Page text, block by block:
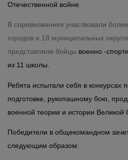
Отечественной войне.
В соревнованиях участвовали
городов и 18 муниципальных
представляли бойцы военно -
из 11 школы.
Ребята испытали себя в конкурсах
подготовке, рукопашному бою,
военной теории и истории Великой
Победители в общекомандном
следующим образом: